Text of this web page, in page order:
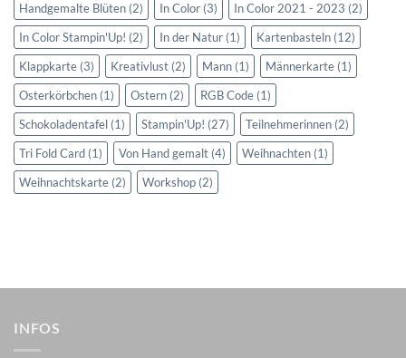
Handgemalte Blüten (2) In Color (3) In Color 2021 - 2023 (2)
In Color Stampin'Up! (2) In der Natur (1) Kartenbasteln (12)
Klappkarte (3) Kreativlust (2) Mann (1) Männerkarte (1)
Osterkörbchen (1) Ostern (2) RGB Code (1)
Schokoladentafel (1) Stampin'Up! (27) Teilnehmerinnen (2)
Tri Fold Card (1) Von Hand gemalt (4) Weihnachten (1)
Weihnachtskarte (2) Workshop (2)
INFOS